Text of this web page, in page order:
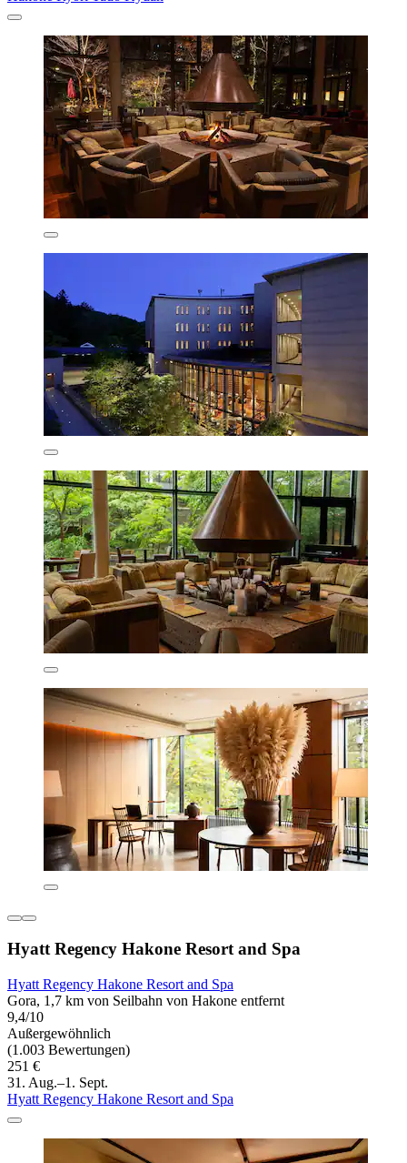
Hyatt Regency Hakone Resort and Spa
Hyatt Regency Hakone Resort and Spa
Gora, 1,7 km von Seilbahn von Hakone entfernt
9,4/10
Außergewöhnlich
(1.003 Bewertungen)
251 €
31. Aug.–1. Sept.
Hyatt Regency Hakone Resort and Spa